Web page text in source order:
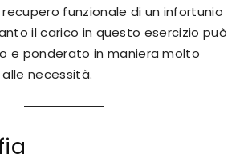
funzionale di un infortunio
il carico in questo esercizio può
e ponderato in maniera molto
necessità.